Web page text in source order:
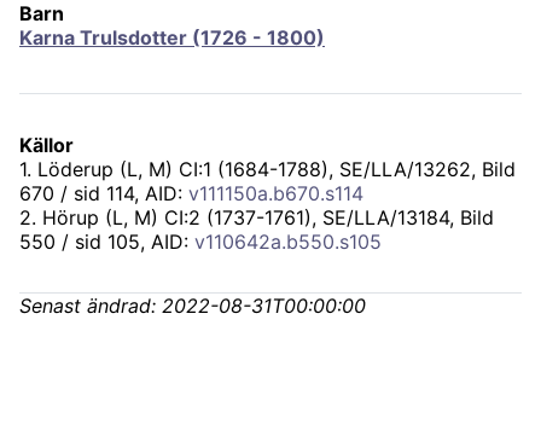
Barn
Karna Trulsdotter (1726 - 1800)
Källor
1. Löderup (L, M) CI:1 (1684-1788), SE/LLA/13262, Bild
670 / sid 114, AID: v111150a.b670.s114
2. Hörup (L, M) CI:2 (1737-1761), SE/LLA/13184, Bild
550 / sid 105, AID: v110642a.b550.s105
Senast ändrad: 2022-08-31T00:00:00